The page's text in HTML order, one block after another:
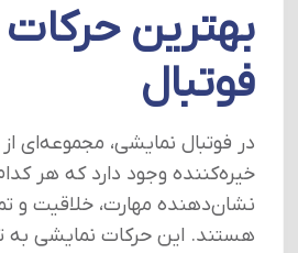
بهترین
فوتبال
در فوتبال نمایشی، مجموعه‌ای
خیره‌کننده وجود دارد که هر
نشان‌دهنده مهارت، خلاقیت و
هستند. این حرکات نمایشی به